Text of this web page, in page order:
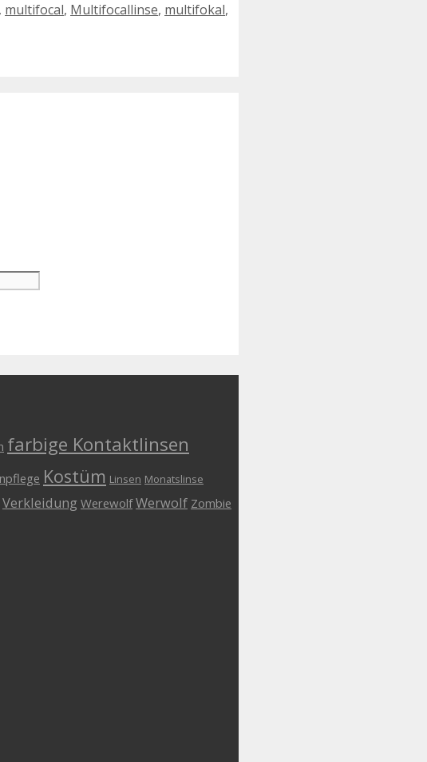
, multifocal, Multifocallinse, multifokal,
farbige Kontaktlinsen
Kostüm Linsen Monatslinse
Verkleidung Werewolf Werwolf Zombie